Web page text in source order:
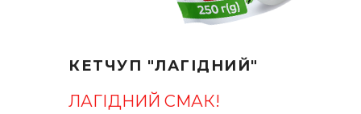
КЕТЧУП "ЛАГІДНИЙ"
ЛАГІДНИЙ СМАК!